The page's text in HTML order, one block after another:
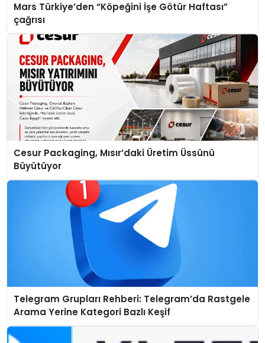
Mars Türkiye’den “Köpeğini İşe Götür Haftası”
çağrısı
Cesur Packaging, Mısır’daki Üretim Üssünü
Büyütüyor
Telegram Grupları Rehberi: Telegram’da Rastgele
Arama Yerine Kategori Bazlı Keşif